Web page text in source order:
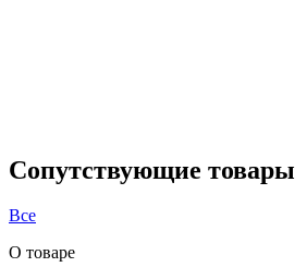
Сопутствующие товары
Все
О товаре